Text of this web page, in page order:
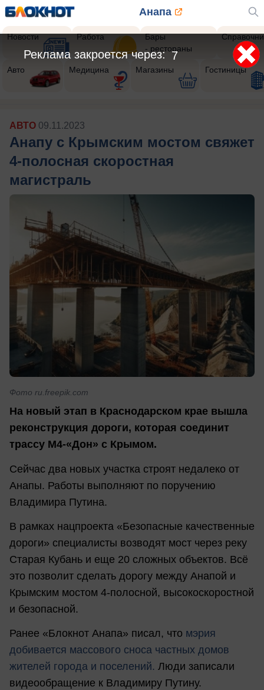
Анапа
Новости Работа
Бары
- рестораны
Авто Медицина Магазины Гостиницы
АВТО 09.11.2023
Анапу с Крымским мостом свяжет
4-полосная скоростная
магистраль
Фото ru.freepik.com
На новый этап в Краснодарском крае вышла
реконструкция дороги, которая соединит
трассу М4-«Дон» с Крымом.
Сейчас два новых участка строят недалеко от
Анапы. Работы выполняют по поручению
Владимира Путина.
В рамках нацпроекта «Безопасные качественные
дороги» специалисты возводят мост через реку
Старая Кубань и еще 20 сложных объектов. Всё
это позволит сделать дорогу между Анапой и
Крымским мостом 4-полосной, высокоскоростной
и безопасной.
Ранее «Блокнот Анапа» писал, что мэрия
добивается массового сноса частных домов
жителей города и поселений. Люди записали
видеообращение к Владимиру Путину.
5
Реклама закроется через: